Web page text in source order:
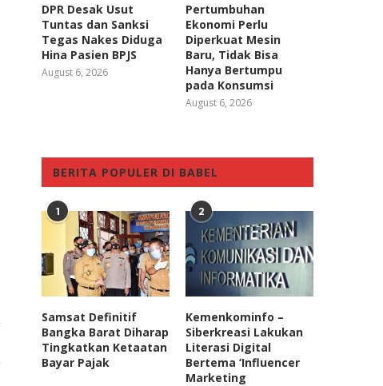
DPR Desak Usut
Tuntas dan Sanksi
Tegas Nakes Diduga
Hina Pasien BPJS
August 6, 2026
Pertumbuhan
Ekonomi Perlu
Diperkuat Mesin
Baru, Tidak Bisa
Hanya Bertumpu
pada Konsumsi
August 6, 2026
BERITA POPULER DI BABEL
1
Samsat Definitif
Bangka Barat Diharap
Tingkatkan Ketaatan
Bayar Pajak
2
Kemenkominfo –
Siberkreasi Lakukan
Literasi Digital
Bertema ‘Influencer
Marketing